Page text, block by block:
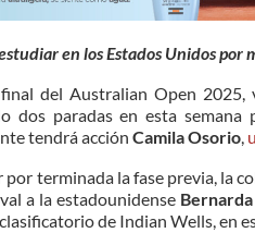
en los Estados Unidos por
del Australian Open
dos paradas en esta
tendrá acción Camila Osorio,
por terminada la fase previa, la
a la estadounidense
de Indian Wells, en